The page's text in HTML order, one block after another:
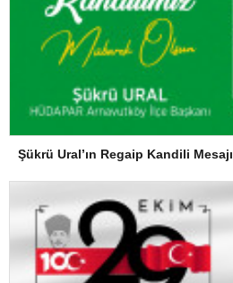
Şükrü Ural’ın Regaip Kandili Mesajı